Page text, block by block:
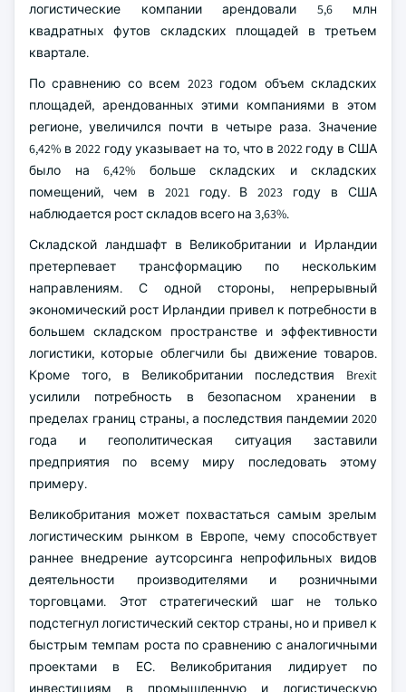
логистические компании арендовали 5,6 млн
квадратных футов складских площадей в третьем
квартале.
По сравнению со всем 2023 годом объем складских
площадей, арендованных этими компаниями в этом
регионе, увеличился почти в четыре раза. Значение
6,42% в 2022 году указывает на то, что в 2022 году в США
было на 6,42% больше складских и складских
помещений, чем в 2021 году. В 2023 году в США
наблюдается рост складов всего на 3,63%.
Складской ландшафт в Великобритании и Ирландии
претерпевает трансформацию по нескольким
направлениям. С одной стороны, непрерывный
экономический рост Ирландии привел к потребности в
большем складском пространстве и эффективности
логистики, которые облегчили бы движение товаров.
Кроме того, в Великобритании последствия Brexit
усилили потребность в безопасном хранении в
пределах границ страны, а последствия пандемии 2020
года и геополитическая ситуация заставили
предприятия по всему миру последовать этому
примеру.
Великобритания может похвастаться самым зрелым
логистическим рынком в Европе, чему способствует
раннее внедрение аутсорсинга непрофильных видов
деятельности производителями и розничными
торговцами. Этот стратегический шаг не только
подстегнул логистический сектор страны, но и привел к
быстрым темпам роста по сравнению с аналогичными
проектами в ЕС. Великобритания лидирует по
инвестициям в промышленную и логистическую